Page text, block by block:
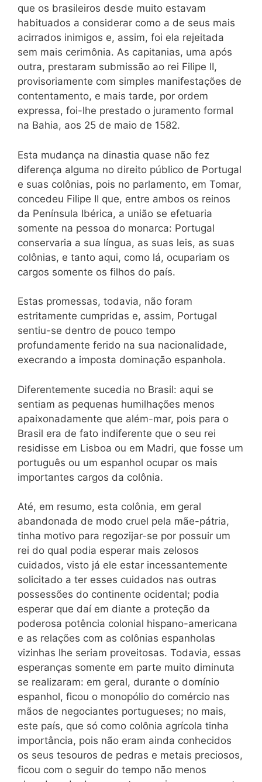
que os brasileiros desde muito estavam
habituados a considerar como a de seus mais
acirrados inimigos e, assim, foi ela rejeitada
sem mais cerimônia. As capitanias, uma após
outra, prestaram submissão ao rei Filipe II,
provisoriamente com simples manifestações de
contentamento, e mais tarde, por ordem
expressa, foi-lhe prestado o juramento formal
na Bahia, aos 25 de maio de 1582.
Esta mudança na dinastia quase não fez
diferença alguma no direito público de Portugal
e suas colônias, pois no parlamento, em Tomar,
concedeu Filipe II que, entre ambos os reinos
da Península Ibérica, a união se efetuaria
somente na pessoa do monarca: Portugal
conservaria a sua língua, as suas leis, as suas
colônias, e tanto aqui, como lá, ocupariam os
cargos somente os filhos do país.
Estas promessas, todavia, não foram
estritamente cumpridas e, assim, Portugal
sentiu-se dentro de pouco tempo
profundamente ferido na sua nacionalidade,
execrando a imposta dominação espanhola.
Diferentemente sucedia no Brasil: aqui se
sentiam as pequenas humilhações menos
apaixonadamente que além-mar, pois para o
Brasil era de fato indiferente que o seu rei
residisse em Lisboa ou em Madri, que fosse um
português ou um espanhol ocupar os mais
importantes cargos da colônia.
Até, em resumo, esta colônia, em geral
abandonada de modo cruel pela mãe-pátria,
tinha motivo para regozijar-se por possuir um
rei do qual podia esperar mais zelosos
cuidados, visto já ele estar incessantemente
solicitado a ter esses cuidados nas outras
possessões do continente ocidental; podia
esperar que daí em diante a proteção da
poderosa potência colonial hispano-americana
e as relações com as colônias espanholas
vizinhas lhe seriam proveitosas. Todavia, essas
esperanças somente em parte muito diminuta
se realizaram: em geral, durante o domínio
espanhol, ficou o monopólio do comércio nas
mãos de negociantes portugueses; no mais,
este país, que só como colônia agrícola tinha
importância, pois não eram ainda conhecidos
os seus tesouros de pedras e metais preciosos,
ficou com o seguir do tempo não menos